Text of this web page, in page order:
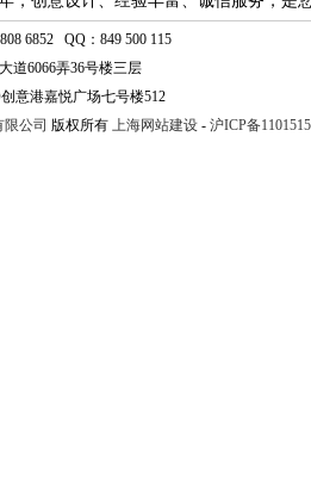
6852 QQ：849 500 115
道6066弄36号楼三层
意港嘉悦广场七号楼512
公司 版权所有 上海网站建设 - 沪ICP备